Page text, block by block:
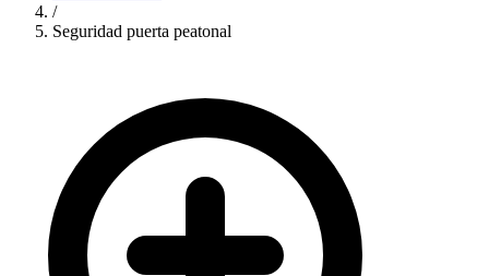
/
Seguridad puerta peatonal